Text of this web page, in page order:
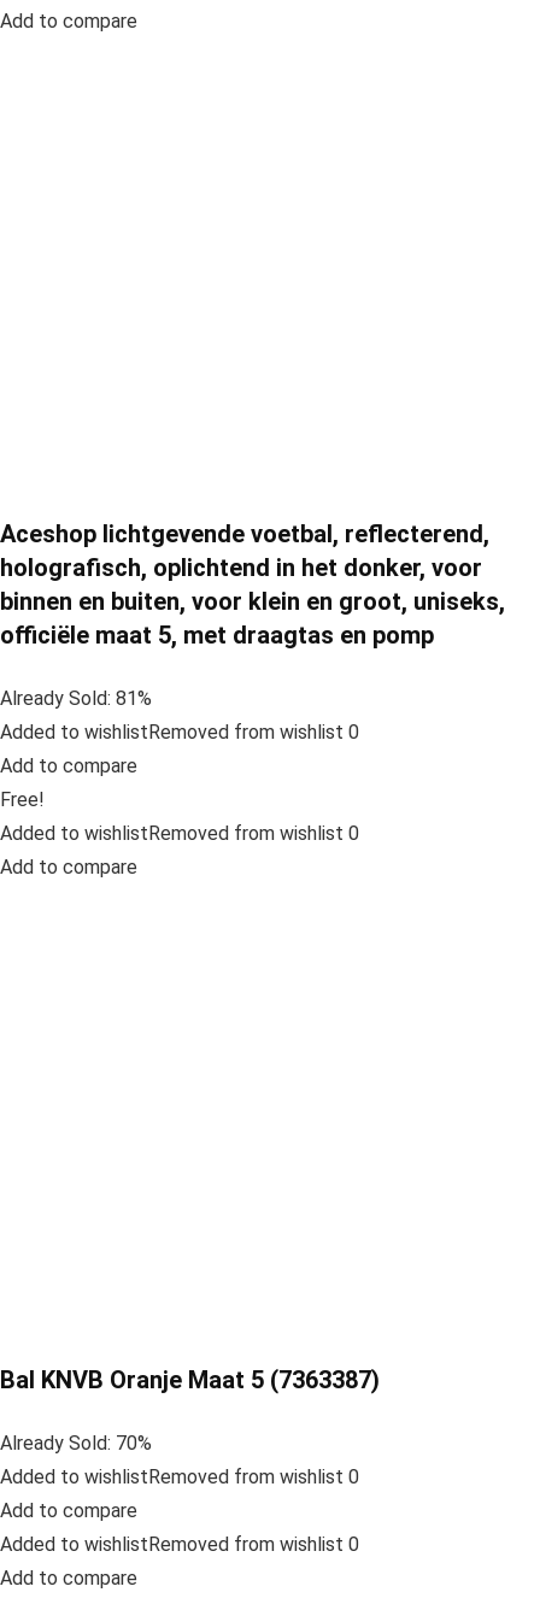
Add to compare
Aceshop lichtgevende voetbal, reflecterend,
holografisch, oplichtend in het donker, voor
binnen en buiten, voor klein en groot, uniseks,
officiële maat 5, met draagtas en pomp
Already Sold: 81%
Added to wishlistRemoved from wishlist 0
Add to compare
Free!
Added to wishlistRemoved from wishlist 0
Add to compare
Bal KNVB Oranje Maat 5 (7363387)
Already Sold: 70%
Added to wishlistRemoved from wishlist 0
Add to compare
Added to wishlistRemoved from wishlist 0
Add to compare